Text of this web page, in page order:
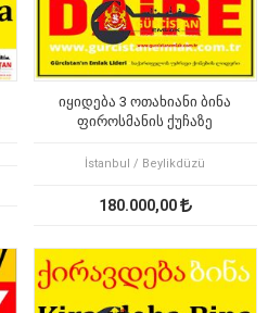
იყიდება 3 ოთახიანი ბინა
ფიროსმანის ქუჩაზე
İstanbul / Beylikdüzü
180.000,00